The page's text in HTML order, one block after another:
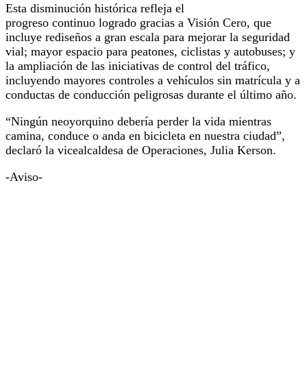
Esta disminución histórica refleja el
progreso continuo logrado gracias a Visión Cero, que
incluye rediseños a gran escala para mejorar la seguridad
vial; mayor espacio para peatones, ciclistas y autobuses; y
la ampliación de las iniciativas de control del tráfico,
incluyendo mayores controles a vehículos sin matrícula y a
conductas de conducción peligrosas durante el último año.
“Ningún neoyorquino debería perder la vida mientras
camina, conduce o anda en bicicleta en nuestra ciudad”,
declaró la vicealcaldesa de Operaciones, Julia Kerson.
-Aviso-